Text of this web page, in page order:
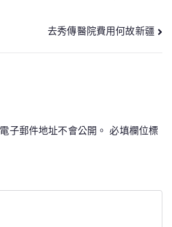
去秀傳醫院費用何故新疆
子郵件地址不會公開。 必填欄位標